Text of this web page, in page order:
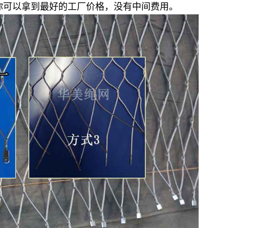
以拿到最好的工厂价格，没有中间费用。